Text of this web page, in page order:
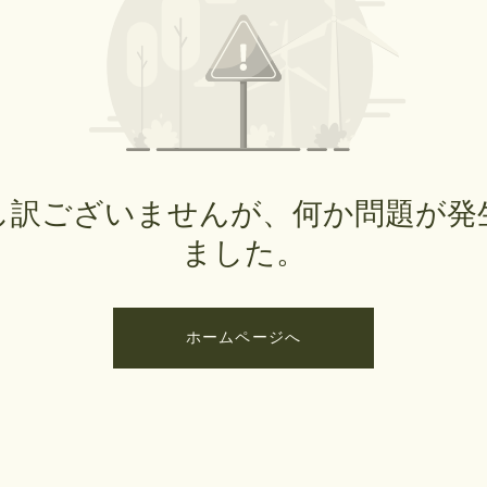
訳ございませんが、何か問題が発
ました。
ホームページへ